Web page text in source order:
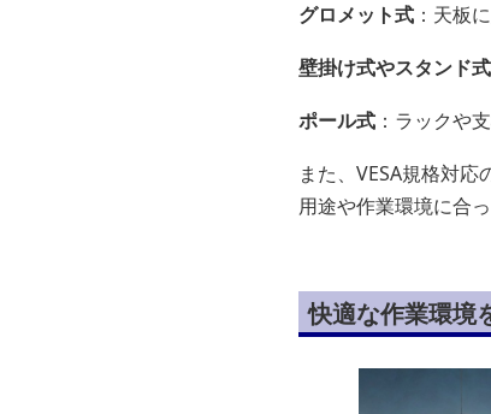
グロメット式 ：天板
壁掛け式やスタンド式
ポール式 ：ラックや
また、VESA規格対
用途や作業環境に合
快適な作業環境